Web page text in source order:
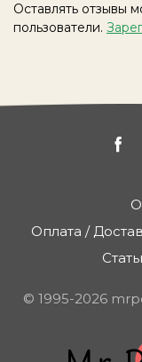
Оставлять отзывы
пользователи.
Оплата /
© 1995-2026